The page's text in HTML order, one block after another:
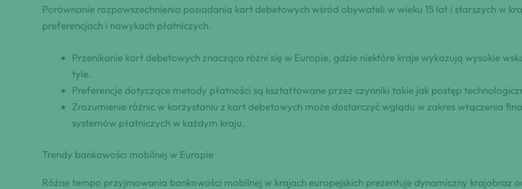
Porównanie rozpowszechnienia posiadania kart debetowych wśród obywateli w wieku 15 lat i starszych w
preferencjach i nawykach płatniczych.
Przenikanie kart debetowych znacząco różni się w Europie, gdzie niektóre kraje wykazują wysokie
tyle.
Preferencje dotyczące metody płatności są kształtowane przez czynniki takie jak postęp
Zrozumienie różnic w korzystaniu z kart debetowych może dostarczyć wglądu w zakres włączenia
systemów płatniczych w każdym kraju.
Trendy bankowości mobilnej w Europie
Różne tempo przyjmowania bankowości mobilnej w krajach europejskich prezentuje dynamiczny krajobraz